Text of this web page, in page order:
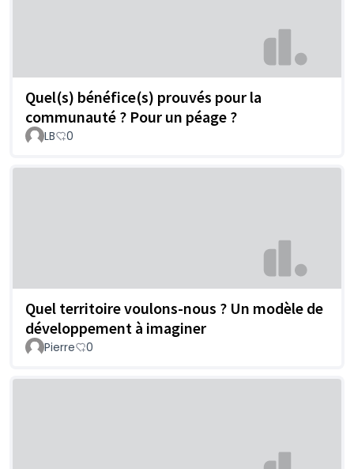
Quel(s) bénéfice(s) prouvés pour la
communauté ? Pour un péage ?
LB 0
Quel territoire voulons-nous ? Un modèle de
développement à imaginer
Pierre 0